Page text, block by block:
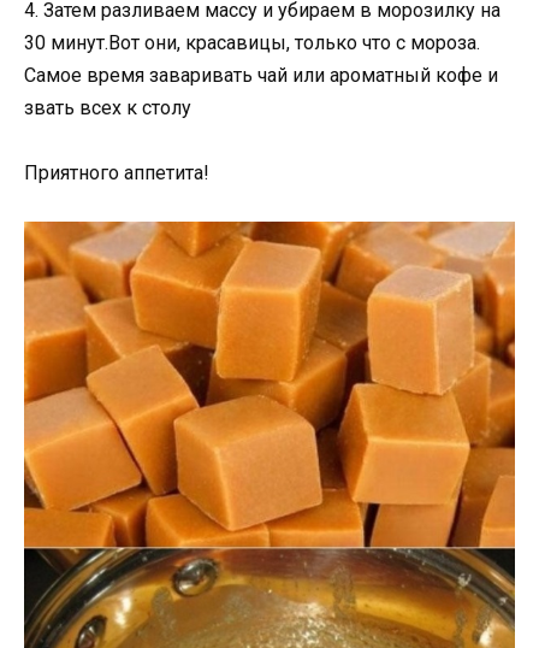
4. Затем разливаем массу и убираем в морозилку на
30 минут.Вот они, красавицы, только что с мороза.
Самое время заваривать чай или ароматный кофе и
звать всех к столу
Приятного аппетита!